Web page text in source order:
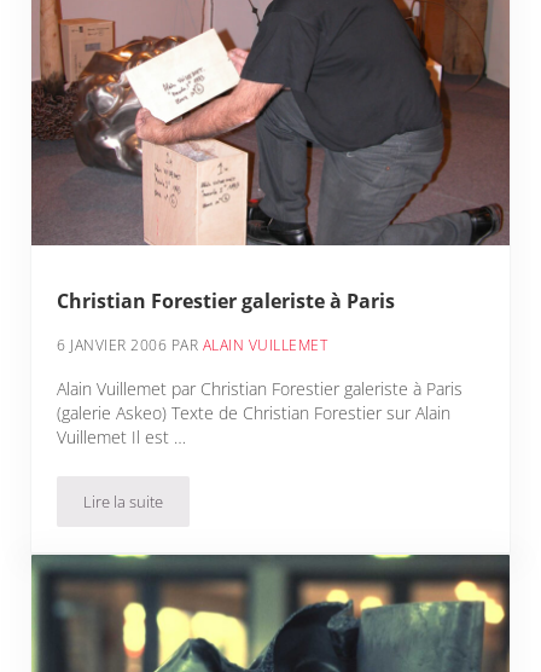
Christian Forestier galeriste à Paris
6 JANVIER 2006 PAR ALAIN VUILLEMET
Alain Vuillemet par Christian Forestier galeriste à Paris
(galerie Askeo) Texte de Christian Forestier sur Alain
Vuillemet Il est …
Lire la suiteChristian Forestier galeriste à Paris